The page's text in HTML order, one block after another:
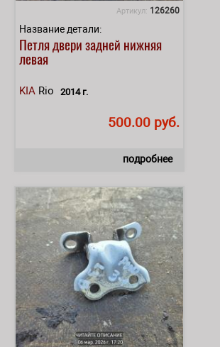
Артикул: 126260
Название детали:
Петля двери задней нижняя
левая
KIA Rio 2014 г.
500.00 руб.
подробнее